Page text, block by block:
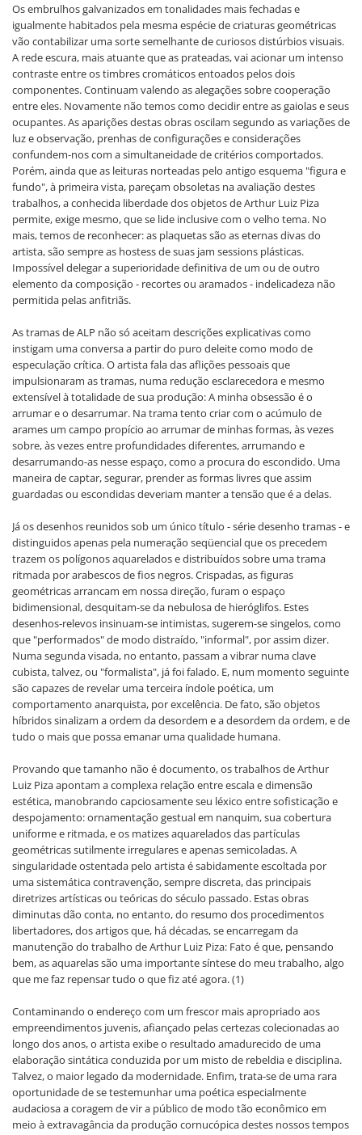
Os embrulhos galvanizados em tonalidades mais fechadas e
igualmente habitados pela mesma espécie de criaturas geométricas
vão contabilizar uma sorte semelhante de curiosos distúrbios visuais.
A rede escura, mais atuante que as prateadas, vai acionar um intenso
contraste entre os timbres cromáticos entoados pelos dois
componentes. Continuam valendo as alegações sobre cooperação
entre eles. Novamente não temos como decidir entre as gaiolas e seus
ocupantes. As aparições destas obras oscilam segundo as variações de
luz e observação, prenhas de configurações e considerações
confundem-nos com a simultaneidade de critérios comportados.
Porém, ainda que as leituras norteadas pelo antigo esquema "figura e
fundo", à primeira vista, pareçam obsoletas na avaliação destes
trabalhos, a conhecida liberdade dos objetos de Arthur Luiz Piza
permite, exige mesmo, que se lide inclusive com o velho tema. No
mais, temos de reconhecer: as plaquetas são as eternas divas do
artista, são sempre as hostess de suas jam sessions plásticas.
Impossível delegar a superioridade definitiva de um ou de outro
elemento da composição - recortes ou aramados - indelicadeza não
permitida pelas anfitriãs.
As tramas de ALP não só aceitam descrições explicativas como
instigam uma conversa a partir do puro deleite como modo de
especulação crítica. O artista fala das aflições pessoais que
impulsionaram as tramas, numa redução esclarecedora e mesmo
extensível à totalidade de sua produção: A minha obsessão é o
arrumar e o desarrumar. Na trama tento criar com o acúmulo de
arames um campo propício ao arrumar de minhas formas, às vezes
sobre, às vezes entre profundidades diferentes, arrumando e
desarrumando-as nesse espaço, como a procura do escondido. Uma
maneira de captar, segurar, prender as formas livres que assim
guardadas ou escondidas deveriam manter a tensão que é a delas.
Já os desenhos reunidos sob um único título - série desenho tramas - e
distinguidos apenas pela numeração seqüencial que os precedem
trazem os polígonos aquarelados e distribuídos sobre uma trama
ritmada por arabescos de fios negros. Crispadas, as figuras
geométricas arrancam em nossa direção, furam o espaço
bidimensional, desquitam-se da nebulosa de hieróglifos. Estes
desenhos-relevos insinuam-se intimistas, sugerem-se singelos, como
que "performados" de modo distraído, "informal", por assim dizer.
Numa segunda visada, no entanto, passam a vibrar numa clave
cubista, talvez, ou "formalista", já foi falado. E, num momento seguinte
são capazes de revelar uma terceira índole poética, um
comportamento anarquista, por excelência. De fato, são objetos
híbridos sinalizam a ordem da desordem e a desordem da ordem, e de
tudo o mais que possa emanar uma qualidade humana.
Provando que tamanho não é documento, os trabalhos de Arthur
Luiz Piza apontam a complexa relação entre escala e dimensão
estética, manobrando capciosamente seu léxico entre sofisticação e
despojamento: ornamentação gestual em nanquim, sua cobertura
uniforme e ritmada, e os matizes aquarelados das partículas
geométricas sutilmente irregulares e apenas semicoladas. A
singularidade ostentada pelo artista é sabidamente escoltada por
uma sistemática contravenção, sempre discreta, das principais
diretrizes artísticas ou teóricas do século passado. Estas obras
diminutas dão conta, no entanto, do resumo dos procedimentos
libertadores, dos artigos que, há décadas, se encarregam da
manutenção do trabalho de Arthur Luiz Piza: Fato é que, pensando
bem, as aquarelas são uma importante síntese do meu trabalho, algo
que me faz repensar tudo o que fiz até agora. (1)
Contaminando o endereço com um frescor mais apropriado aos
empreendimentos juvenis, afiançado pelas certezas colecionadas ao
longo dos anos, o artista exibe o resultado amadurecido de uma
elaboração sintática conduzida por um misto de rebeldia e disciplina.
Talvez, o maior legado da modernidade. Enfim, trata-se de uma rara
oportunidade de se testemunhar uma poética especialmente
audaciosa a coragem de vir a público de modo tão econômico em
meio à extravagância da produção cornucópica destes nossos tempos